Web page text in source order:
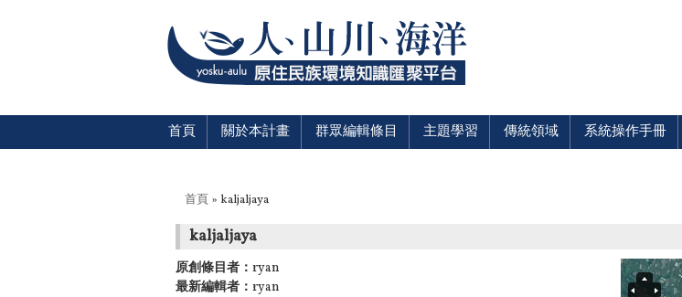
首頁 關於本計畫 群眾編輯條目 主題學習 傳統領域 系統操作手冊
您在這裡
首頁 » kaljaljaya
kaljaljaya
原創條目者： ryan
最新編輯者： ryan